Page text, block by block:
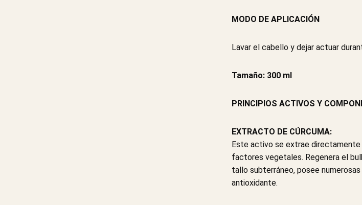
MODO DE APLICACIÓN
Lavar el cabello y dejar actuar
Tamaño: 300 ml
PRINCIPIOS ACTIVOS Y
EXTRACTO DE CÚRCUMA:
Este activo se extrae
factores vegetales. Regenera el
tallo subterráneo, posee
antioxidante.